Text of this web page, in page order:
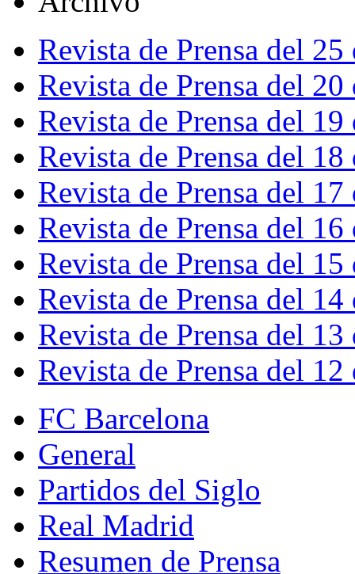
Revista de Prensa del
Revista de Prensa del
Revista de Prensa del
Revista de Prensa del
Revista de Prensa del
Revista de Prensa del
Revista de Prensa del
Revista de Prensa del
Revista de Prensa del
Revista de Prensa del
FC Barcelona
General
Partidos del Siglo
Real Madrid
Resumen de Prensa